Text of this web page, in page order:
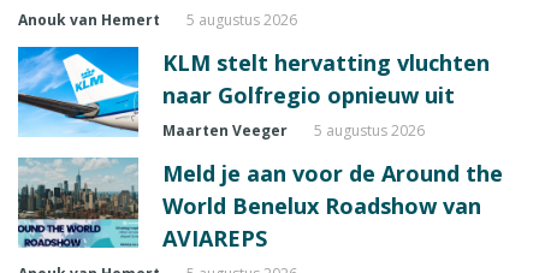
Anouk van Hemert 5 augustus 2026
KLM stelt hervatting vluchten
naar Golfregio opnieuw uit
Maarten Veeger 5 augustus 2026
Meld je aan voor de Around the
World Benelux Roadshow van
AVIAREPS